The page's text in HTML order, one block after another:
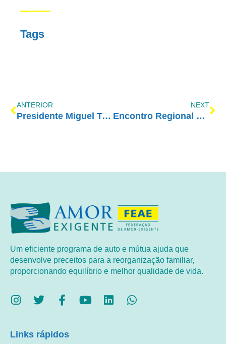
Tags
ANTERIOR
Presidente Miguel Tortorelli convoca para a Marcha Contra as Drogas
NEXT
Encontro Regional em Monte Azul Paulista
Um eficiente programa de auto e mútua ajuda que
desenvolve preceitos para a reorganização familiar,
proporcionando equilíbrio e melhor qualidade de vida.
Links rápidos